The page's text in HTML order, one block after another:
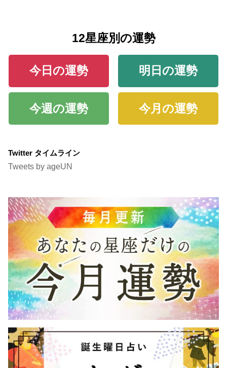
12星座別の運勢
今日の運勢 明日の運勢
今週の運勢 今月の運勢
Twitter タイムライン
Tweets by ageUN